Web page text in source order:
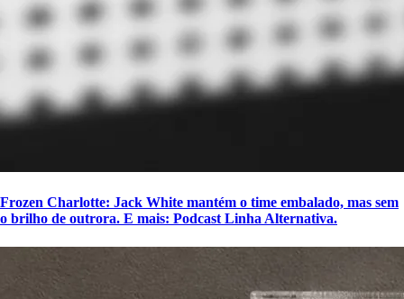
Frozen Charlotte: Jack White mantém o time embalado, mas sem
o brilho de outrora. E mais: Podcast Linha Alternativa.